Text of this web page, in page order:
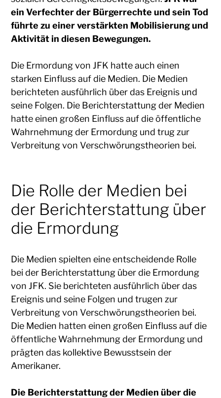
ein Verfechter der Bürgerrechte und sein Tod
führte zu einer verstärkten Mobilisierung und
Aktivität in diesen Bewegungen.
Die Ermordung von JFK hatte auch einen
starken Einfluss auf die Medien. Die Medien
berichteten ausführlich über das Ereignis und
seine Folgen. Die Berichterstattung der Medien
hatte einen großen Einfluss auf die öffentliche
Wahrnehmung der Ermordung und trug zur
Verbreitung von Verschwörungstheorien bei.
Die Rolle der Medien bei
der Berichterstattung über
die Ermordung
Die Medien spielten eine entscheidende Rolle
bei der Berichterstattung über die Ermordung
von JFK. Sie berichteten ausführlich über das
Ereignis und seine Folgen und trugen zur
Verbreitung von Verschwörungstheorien bei.
Die Medien hatten einen großen Einfluss auf die
öffentliche Wahrnehmung der Ermordung und
prägten das kollektive Bewusstsein der
Amerikaner.
Die Berichterstattung der Medien über die